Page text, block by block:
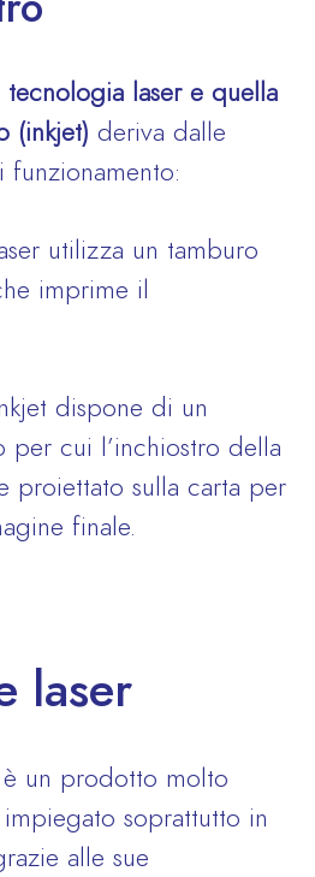
tecnologia laser e quella
(inkjet) deriva dalle
funzionamento:
utilizza un tamburo
imprime il
dispone di un
per cui l’inchiostro della
proiettato sulla carta per
finale.
laser
è un prodotto molto
soprattutto in
alle sue